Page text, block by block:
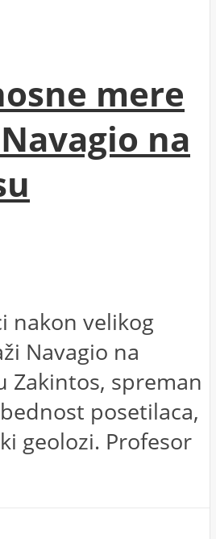
mere
na
nakon velikog
Navagio na
Zakintos, spreman
posetilaca,
geolozi. Profesor